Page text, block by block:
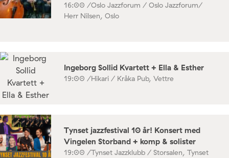
16:00 /Oslo Jazzforum / Oslo Jazzforum/
Herr Nilsen, Oslo
Ingeborg Sollid Kvartett + Ella & Esther
19:00 /Hikari / Kråka Pub, Vettre
Tynset jazzfestival 10 år! Konsert med
Vingelen Storband + komp & solister
19:00 /Tynset Jazzklubb / Storsalen, Tynset